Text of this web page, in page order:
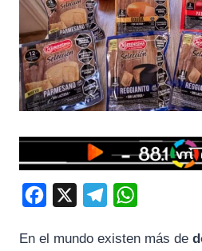
c
l
a
En el mundo existen más de